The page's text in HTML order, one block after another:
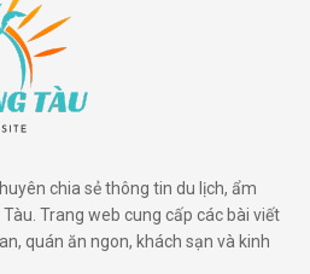
chia sẻ thông tin du lịch, ẩm
Trang web cung cấp các bài viết
quán ăn ngon, khách sạn và kinh